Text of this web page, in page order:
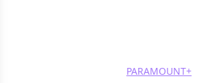
PARAMOUNT+